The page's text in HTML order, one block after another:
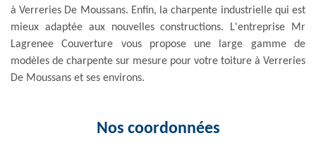
à Verreries De Moussans. Enfin, la charpente industrielle qui est
mieux adaptée aux nouvelles constructions. L'entreprise Mr
Lagrenee Couverture vous propose une large gamme de
modèles de charpente sur mesure pour votre toiture à Verreries
De Moussans et ses environs.
Nos coordonnées